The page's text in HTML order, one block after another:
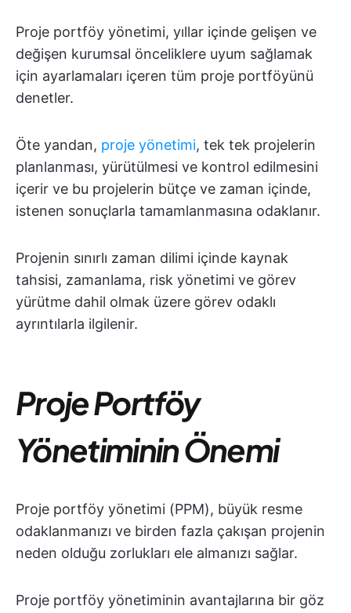
Proje portföy yönetimi, yıllar içinde gelişen ve
değişen kurumsal önceliklere uyum sağlamak
için ayarlamaları içeren tüm proje portföyünü
denetler.
Öte yandan, proje yönetimi, tek tek projelerin
planlanması, yürütülmesi ve kontrol edilmesini
içerir ve bu projelerin bütçe ve zaman içinde,
istenen sonuçlarla tamamlanmasına odaklanır.
Projenin sınırlı zaman dilimi içinde kaynak
tahsisi, zamanlama, risk yönetimi ve görev
yürütme dahil olmak üzere görev odaklı
ayrıntılarla ilgilenir.
Proje Portföy
Yönetiminin Önemi
Proje portföy yönetimi (PPM), büyük resme
odaklanmanızı ve birden fazla çakışan projenin
neden olduğu zorlukları ele almanızı sağlar.
Proje portföy yönetiminin avantajlarına bir göz